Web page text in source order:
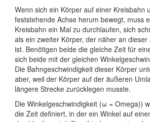
Wenn sich ein Körper auf einer Kreisbahn
feststehende Achse herum bewegt, muss
Kreisbahn ein Mal zu durchlaufen, sich
als ein zweiter Körper, der näher an dieser
ist. Benötigen beide die gleiche Zeit für
sich beide mit der gleichen
Die Bahngeschwindigkeit dieser Körper
aber, weil der Körper auf der äußeren
längere Strecke zurücklegen musste.
Die Winkelgeschwindigkeit (ω = Omega))
die Zeit definiert, in der ein Winkel auf